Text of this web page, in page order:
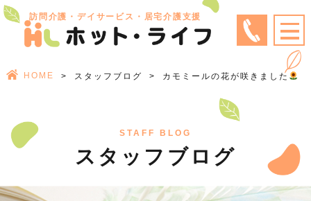
訪問介護・デイサービス・居宅介護支援
HOME スタッフブログ カモミールの花が咲きました
STAFF BLOG
スタッフブログ